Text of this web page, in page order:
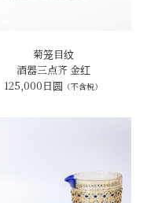
菊笼目纹
酒器三点齐 金红
125,000日圆 （不含税）